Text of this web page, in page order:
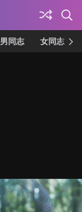
男同志 女同志